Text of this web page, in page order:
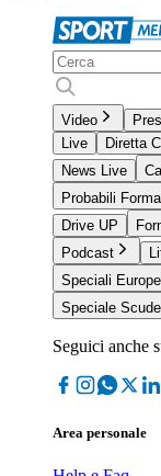
Video
Live
Diretta
News Live
Probabili
Drive UP
Podcast
Speciali
Speciale
Seguici anche
Area personale